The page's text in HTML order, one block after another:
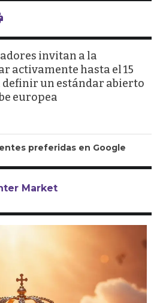
invitan a la
activamente hasta el 15
definir un estándar abierto
europea
preferidas en Google
Market